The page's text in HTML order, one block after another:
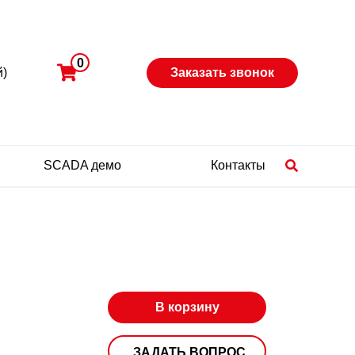
0
Заказать звонок
SCADA демо Контакты
В корзину
ЗАДАТЬ ВОПРОС